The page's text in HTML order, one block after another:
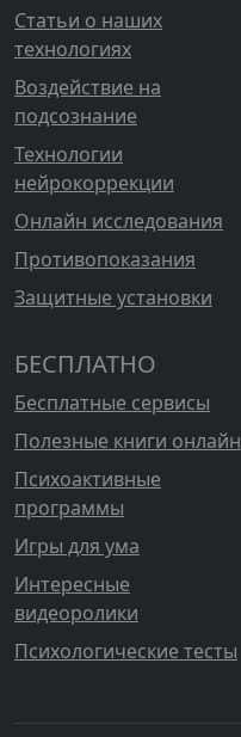
Статьи о наших
технологиях
Воздействие на
подсознание
Технологии
нейрокоррекции
Онлайн исследования
Противопоказания
Защитные установки
БЕСПЛАТНО
Бесплатные сервисы
Полезные книги онлайн
Психоактивные
программы
Игры для ума
Интересные
видеоролики
Психологические тесты